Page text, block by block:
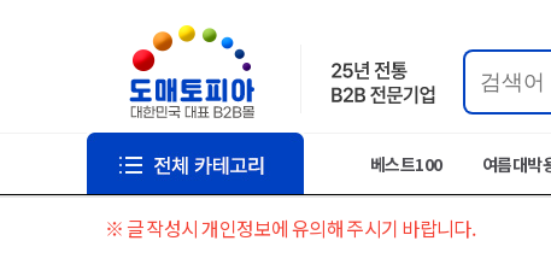
베스트100 여름대박
※ 글 작성시 개인정보에 유의해 주시기 바랍니다.